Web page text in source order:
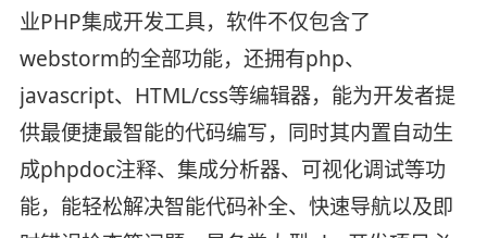
业PHP集成开发工具，软件不仅包含了
webstorm的全部功能，还拥有php、
javascript、HTML/css等编辑器，能为开发者提
供最便捷最智能的代码编写，同时其内置自动生
成phpdoc注释、集成分析器、可视化调试等功
能，能轻松解决智能代码补全、快速导航以及即